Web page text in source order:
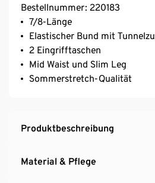
Bestellnummer: 220183
7/8-Länge
Elastischer Bund mit
2 Eingrifftaschen
Mid Waist und Slim Leg
Sommerstretch-Qualität
Produktbeschreibung
Material & Pflege